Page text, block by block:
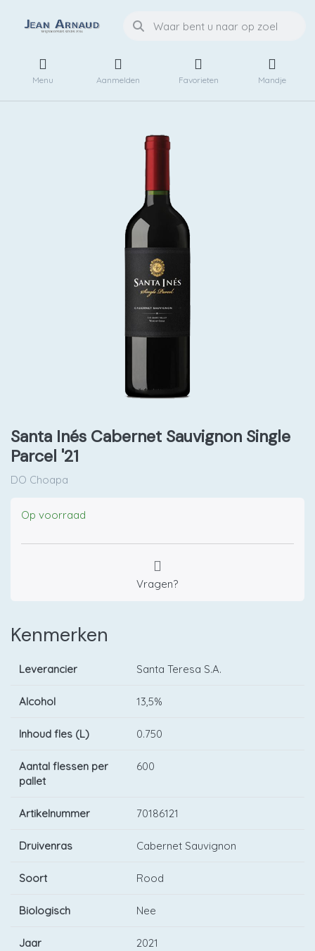
Menu Aanmelden Favorieten Mandje
Santa Inés Cabernet Sauvignon Single
Parcel '21
DO Choapa
Op voorraad
Vragen?
Kenmerken
Leverancier Santa Teresa S.A.
Alcohol 13,5%
Inhoud fles (L) 0.750
Aantal flessen per
pallet
600
Artikelnummer 70186121
Druivenras Cabernet Sauvignon
Soort Rood
Biologisch Nee
Jaar 2021